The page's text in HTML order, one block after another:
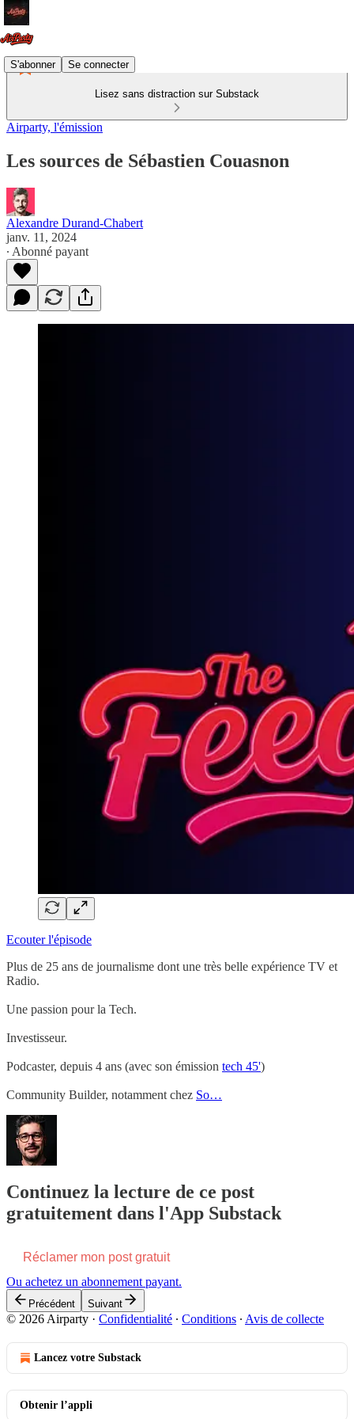
S'abonner Se connecter
Lisez sans distraction sur Substack
Airparty, l'émission
Les sources de Sébastien Couasnon
Alexandre Durand-Chabert
janv. 11, 2024
∙ Abonné payant
Ecouter l'épisode
Plus de 25 ans de journalisme dont une très belle expérience TV et
Radio.
Une passion pour la Tech.
Investisseur.
Podcaster, depuis 4 ans (avec son émission tech 45')
Community Builder, notamment chez So…
Continuez la lecture de ce post
gratuitement dans l'App Substack
Réclamer mon post gratuit
Ou achetez un abonnement payant.
Précédent Suivant
© 2026 Airparty · Confidentialité ∙ Conditions ∙ Avis de collecte
Lancez votre Substack
Obtenir l’appli